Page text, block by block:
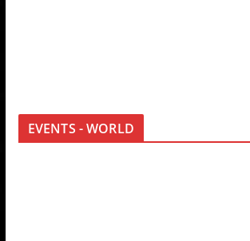
EVENTS - WORLD